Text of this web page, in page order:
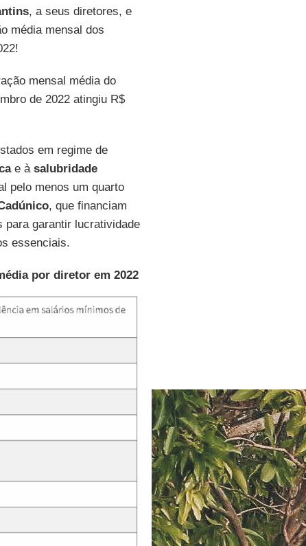
, a seus diretores, e
média mensal dos
mensal média do
de 2022 atingiu R$
em regime de
e à salubridade
pelo menos um quarto
, que financiam
para garantir lucratividade
essenciais.
por diretor em 2022